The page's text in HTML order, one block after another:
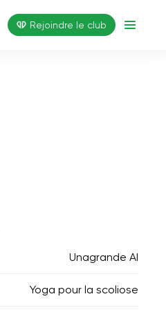
Rejoindre le club
Unagrande AI
Yoga pour la scoliose